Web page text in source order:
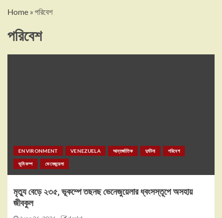
Home » পরিবেশ
পরিবেশ
ENVIRONMENT VENEZUELA আন্তর্জাতিক দুর্ঘটনা পরিবেশ
ভূমিকম্প ভেনেজুয়েলা
মৃত্যু বেড়ে ২৩৫, ভূকম্পে তছনছ ভেনেজুয়েলার ধ্বংসস্তূপে অসহায়
জীবকুল